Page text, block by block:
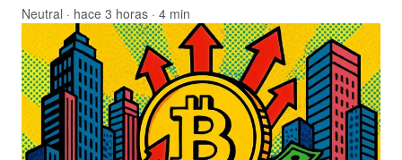
Neutral · hace 3 horas · 4 min